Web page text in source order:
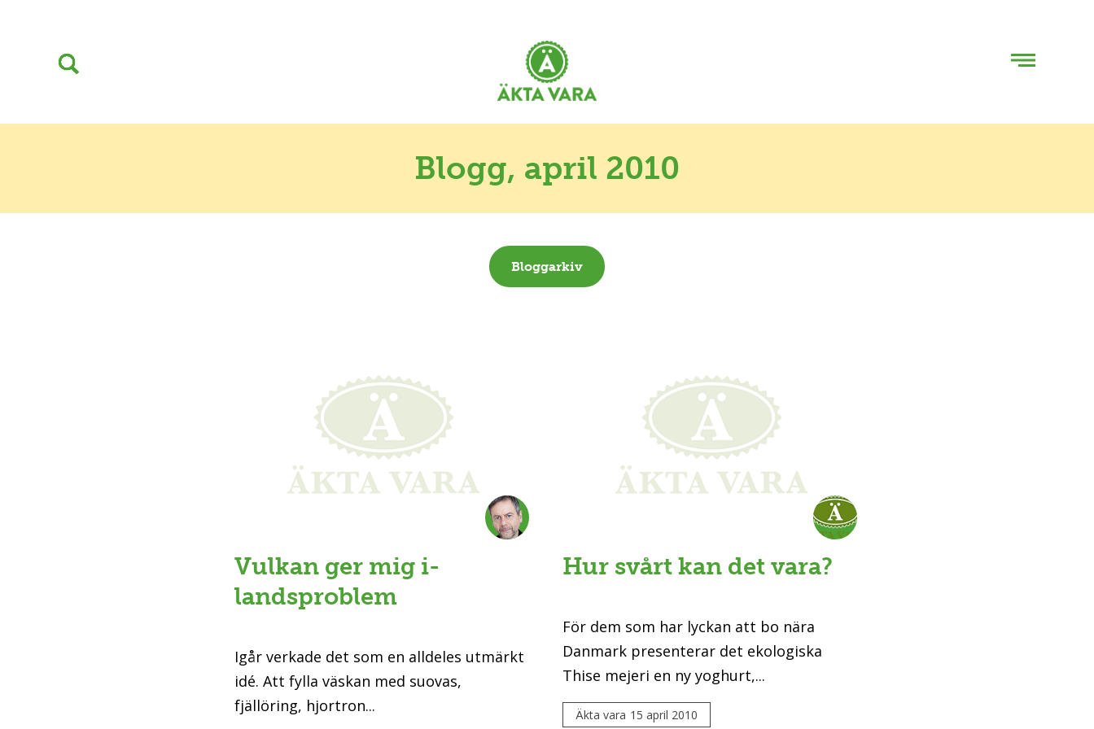
Blogg, april 2010
Bloggarkiv
Vulkan ger mig i-
landsproblem
Igår verkade det som en alldeles utmärkt
idé. Att fylla väskan med suovas,
fjällöring, hjortron...
Hur svårt kan det vara?
För dem som har lyckan att bo nära
Danmark presenterar det ekologiska
Thise mejeri en ny yoghurt,...
Äkta vara 15 april 2010